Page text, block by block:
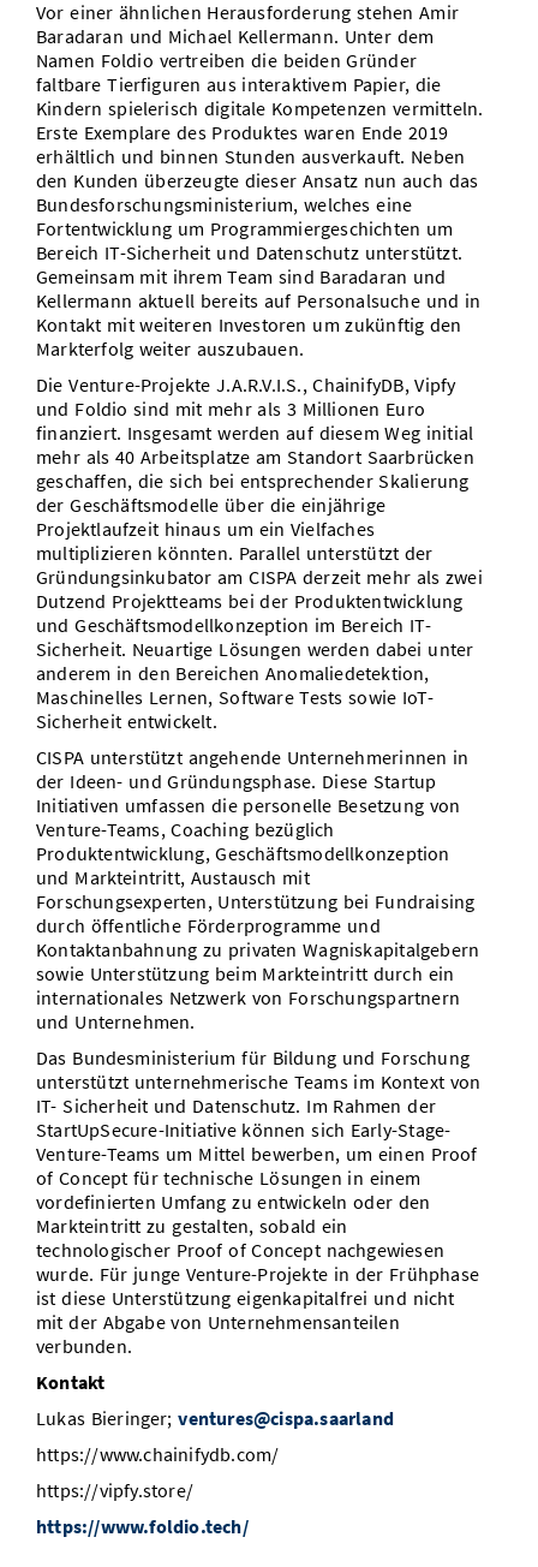
Vor einer ähnlichen Herausforderung stehen Amir
Baradaran und Michael Kellermann. Unter dem
Namen Foldio vertreiben die beiden Gründer
faltbare Tierfiguren aus interaktivem Papier, die
Kindern spielerisch digitale Kompetenzen vermitteln.
Erste Exemplare des Produktes waren Ende 2019
erhältlich und binnen Stunden ausverkauft. Neben
den Kunden überzeugte dieser Ansatz nun auch das
Bundesforschungsministerium, welches eine
Fortentwicklung um Programmiergeschichten um
Bereich IT-Sicherheit und Datenschutz unterstützt.
Gemeinsam mit ihrem Team sind Baradaran und
Kellermann aktuell bereits auf Personalsuche und in
Kontakt mit weiteren Investoren um zukünftig den
Markterfolg weiter auszubauen.
Die Venture-Projekte J.A.R.V.I.S., ChainifyDB, Vipfy
und Foldio sind mit mehr als 3 Millionen Euro
finanziert. Insgesamt werden auf diesem Weg initial
mehr als 40 Arbeitsplatze am Standort Saarbrücken
geschaffen, die sich bei entsprechender Skalierung
der Geschäftsmodelle über die einjährige
Projektlaufzeit hinaus um ein Vielfaches
multiplizieren könnten. Parallel unterstützt der
Gründungsinkubator am CISPA derzeit mehr als zwei
Dutzend Projektteams bei der Produktentwicklung
und Geschäftsmodellkonzeption im Bereich IT-
Sicherheit. Neuartige Lösungen werden dabei unter
anderem in den Bereichen Anomaliedetektion,
Maschinelles Lernen, Software Tests sowie IoT-
Sicherheit entwickelt.
CISPA unterstützt angehende Unternehmerinnen in
der Ideen- und Gründungsphase. Diese Startup
Initiativen umfassen die personelle Besetzung von
Venture-Teams, Coaching bezüglich
Produktentwicklung, Geschäftsmodellkonzeption
und Markteintritt, Austausch mit
Forschungsexperten, Unterstützung bei Fundraising
durch öffentliche Förderprogramme und
Kontaktanbahnung zu privaten Wagniskapitalgebern
sowie Unterstützung beim Markteintritt durch ein
internationales Netzwerk von Forschungspartnern
und Unternehmen.
Das Bundesministerium für Bildung und Forschung
unterstützt unternehmerische Teams im Kontext von
IT- Sicherheit und Datenschutz. Im Rahmen der
StartUpSecure-Initiative können sich Early-Stage-
Venture-Teams um Mittel bewerben, um einen Proof
of Concept für technische Lösungen in einem
vordefinierten Umfang zu entwickeln oder den
Markteintritt zu gestalten, sobald ein
technologischer Proof of Concept nachgewiesen
wurde. Für junge Venture-Projekte in der Frühphase
ist diese Unterstützung eigenkapitalfrei und nicht
mit der Abgabe von Unternehmensanteilen
verbunden.
Kontakt
Lukas Bieringer;ventures@cispa.saarland
https://www.chainifydb.com/
https://vipfy.store/
https://www.foldio.tech/